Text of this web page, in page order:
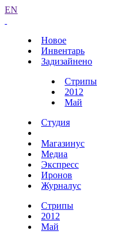
EN
Новое
Инвентарь
Задизайнено
Стрипы
2012
Май
Студия
Магазинус
Медиа
Экспресс
Иронов
Журналус
Стрипы
2012
Май